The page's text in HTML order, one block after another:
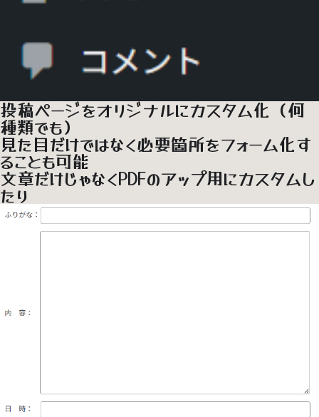
投稿ページをオリジナルにカスタム化（何
種類でも）
見た目だけではなく必要箇所をフォーム化す
ることも可能
文章だけじゃなくPDFのアップ用にカスタムし
たり